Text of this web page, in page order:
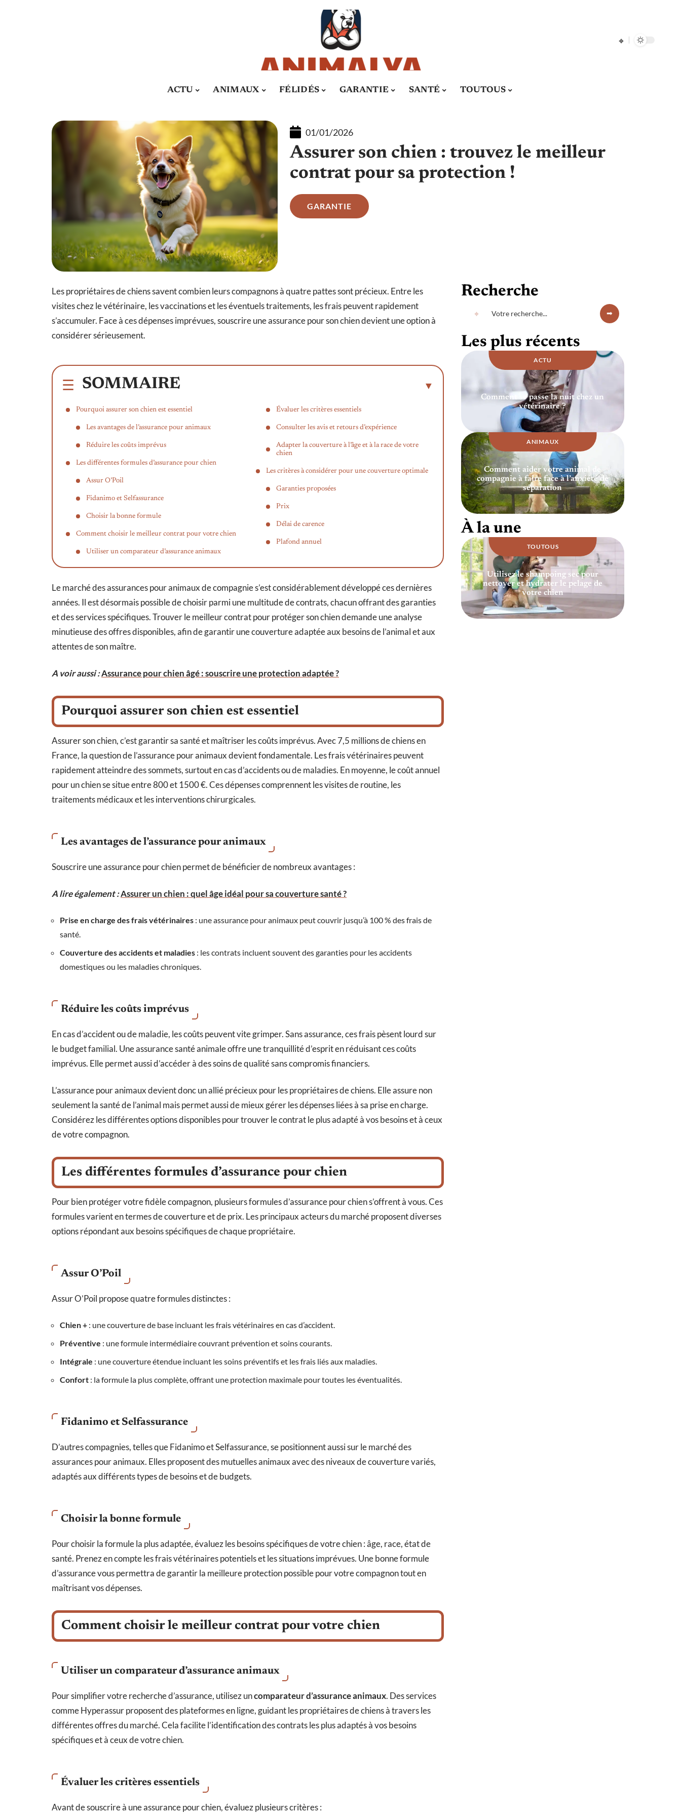
ACTU ANIMAUX FÉLIDÉS GARANTIE SANTÉ TOUTOUS
01/01/2026
Assurer son chien : trouvez le meilleur
contrat pour sa protection !
GARANTIE
Les propriétaires de chiens savent combien leurs compagnons à quatre pattes sont précieux. Entre les
visites chez le vétérinaire, les vaccinations et les éventuels traitements, les frais peuvent rapidement
s’accumuler. Face à ces dépenses imprévues, souscrire une assurance pour son chien devient une option à
considérer sérieusement.
SOMMAIRE
Pourquoi assurer son chien est essentiel
Les avantages de l’assurance pour animaux
Réduire les coûts imprévus
Les différentes formules d’assurance pour chien
Assur O’Poil
Fidanimo et Selfassurance
Choisir la bonne formule
Comment choisir le meilleur contrat pour votre chien
Utiliser un comparateur d’assurance animaux
Évaluer les critères essentiels
Consulter les avis et retours d’expérience
Adapter la couverture à l’âge et à la race de votre
chien
Les critères à considérer pour une couverture optimale
Garanties proposées
Prix
Délai de carence
Plafond annuel
Le marché des assurances pour animaux de compagnie s’est considérablement développé ces dernières
années. Il est désormais possible de choisir parmi une multitude de contrats, chacun offrant des garanties
et des services spécifiques. Trouver le meilleur contrat pour protéger son chien demande une analyse
minutieuse des offres disponibles, afin de garantir une couverture adaptée aux besoins de l’animal et aux
attentes de son maître.
A voir aussi :Assurance pour chien âgé : souscrire une protection adaptée ?
Pourquoi assurer son chien est essentiel
Assurer son chien, c’est garantir sa santé et maîtriser les coûts imprévus. Avec 7,5 millions de chiens en
France, la question de l’assurance pour animaux devient fondamentale. Les frais vétérinaires peuvent
rapidement atteindre des sommets, surtout en cas d’accidents ou de maladies. En moyenne, le coût annuel
pour un chien se situe entre 800 et 1500 €. Ces dépenses comprennent les visites de routine, les
traitements médicaux et les interventions chirurgicales.
Les avantages de l’assurance pour animaux
Souscrire une assurance pour chien permet de bénéficier de nombreux avantages :
A lire également :Assurer un chien : quel âge idéal pour sa couverture santé ?
Prise en charge des frais vétérinaires : une assurance pour animaux peut couvrir jusqu’à 100 % des frais de
santé.
Couverture des accidents et maladies : les contrats incluent souvent des garanties pour les accidents
domestiques ou les maladies chroniques.
Réduire les coûts imprévus
En cas d’accident ou de maladie, les coûts peuvent vite grimper. Sans assurance, ces frais pèsent lourd sur
le budget familial. Une assurance santé animale offre une tranquillité d’esprit en réduisant ces coûts
imprévus. Elle permet aussi d’accéder à des soins de qualité sans compromis financiers.
L’assurance pour animaux devient donc un allié précieux pour les propriétaires de chiens. Elle assure non
seulement la santé de l’animal mais permet aussi de mieux gérer les dépenses liées à sa prise en charge.
Considérez les différentes options disponibles pour trouver le contrat le plus adapté à vos besoins et à ceux
de votre compagnon.
Les différentes formules d’assurance pour chien
Pour bien protéger votre fidèle compagnon, plusieurs formules d’assurance pour chien s’offrent à vous. Ces
formules varient en termes de couverture et de prix. Les principaux acteurs du marché proposent diverses
options répondant aux besoins spécifiques de chaque propriétaire.
Assur O’Poil
Assur O’Poil propose quatre formules distinctes :
Chien + : une couverture de base incluant les frais vétérinaires en cas d’accident.
Préventive : une formule intermédiaire couvrant prévention et soins courants.
Intégrale : une couverture étendue incluant les soins préventifs et les frais liés aux maladies.
Confort : la formule la plus complète, offrant une protection maximale pour toutes les éventualités.
Fidanimo et Selfassurance
D’autres compagnies, telles que Fidanimo et Selfassurance, se positionnent aussi sur le marché des
assurances pour animaux. Elles proposent des mutuelles animaux avec des niveaux de couverture variés,
adaptés aux différents types de besoins et de budgets.
Choisir la bonne formule
Pour choisir la formule la plus adaptée, évaluez les besoins spécifiques de votre chien : âge, race, état de
santé. Prenez en compte les frais vétérinaires potentiels et les situations imprévues. Une bonne formule
d’assurance vous permettra de garantir la meilleure protection possible pour votre compagnon tout en
maîtrisant vos dépenses.
Comment choisir le meilleur contrat pour votre chien
Utiliser un comparateur d’assurance animaux
Pour simplifier votre recherche d’assurance, utilisez uncomparateur d’assurance animaux. Des services
comme Hyperassur proposent des plateformes en ligne, guidant les propriétaires de chiens à travers les
différentes offres du marché. Cela facilite l’identification des contrats les plus adaptés à vos besoins
spécifiques et à ceux de votre chien.
Évaluer les critères essentiels
Avant de souscrire à une assurance pour chien, évaluez plusieurs critères :
Recherche
Les plus récents
ACTU
Comment se passe la nuit chez un
vétérinaire ?
ANIMAUX
Comment aider votre animal de
compagnie à faire face à l’anxiété de
séparation
À la une
TOUTOUS
Utilisez le shampoing sec pour
nettoyer et hydrater le pelage de
votre chien